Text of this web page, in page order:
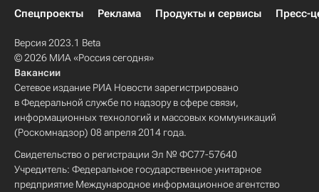
Спецпроекты
Реклама Продукты и сервисы Пресс-
Версия 2023.1 Beta
© 2026 МИА «Россия сегодня»
Вакансии
Сетевое издание РИА Новости зарегистрировано
в Федеральной службе по надзору в сфере связи,
информационных технологий и массовых коммуникаций
(Роскомнадзор) 08 апреля 2014 года.
Свидетельство о регистрации Эл № ФС77-57640
Учредитель: Федеральное государственное унитарное
предприятие Международное информационное агентство